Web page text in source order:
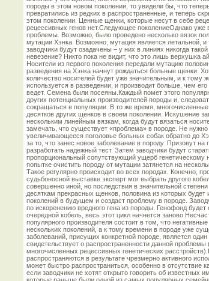
породы в этом новом поколении, то увидели бы, что
превратились из редких в распространенные, и теперь
этом поколении. Ценные щенки, которые несут в себе
рецессивных генов нет.Следующее поколениеОднако
проблемы. Возможно, было проведено несколько вязок
мутации Хэнка. Возможно, мутация является летальной,
заводчики будут озадачены – у них в линиях никогда
невезение? Никто пока не видит, что это лишь верхушка
Носители из первого поколения передали мутацию
разведения на Хэнка начнут рождаться больные щенки.
количество носителей будет уже значительным, и к
используется в разведении, и производит больше, чем
ведет. Семена были посеяны. Каждый помет этого
других потенциальных производителей породы и,
сокращаться в популяции. В то же время,
десятков других щенков в своем поколении. Искушение
нескольким линейным вязкам, когда будут вязаться
замечать, что существует «проблема» в породе. Не
увеличивающееся поголовье больных собак обратно до
за то, что занес новое заболевание в породу. Призовут
разработать надежный тест. Затем заводчики будут
пропорциональный сопутствующий ущерб генетическому
попытке очистить породу от мутации затянется на
Такое регулярно происходит во всех породах. Конечно,
судьбоносной выставке эксперт мог выбрать другого
совершенно иной, но последствия в значительной
десяткам прекрасных щенков, половина из которых
поколений в будущем и создаст проблему в породе.
по искоренению вредного гена из породы. Генофонд
очередной кобель, весь этот цикл начнется
популярного производителя состоит в том, что
нескольких поколений, а к тому времени в породе уже
заболеваний, присущих конкретной породе, является
свидетельствует о распространенности данной
многочисленных рецессивных генетических
распространяются в результате чрезмерно активного
может быстро распространиться, особенно в отсутствие
если заводчики не хотят открыто говорить об известных